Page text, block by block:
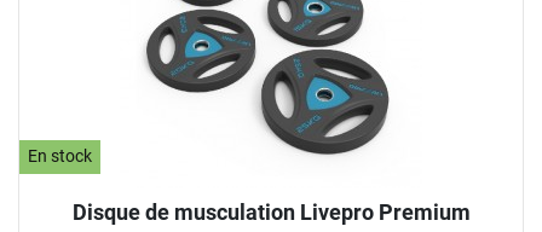
En stock
Disque de musculation Livepro Premium